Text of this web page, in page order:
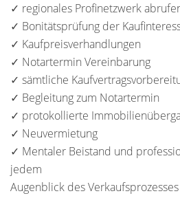
✓ regionales Profinetzwerk
✓ Bonitätsprüfung der
✓ Kaufpreisverhandlungen
✓ Notartermin Vereinbarung
✓ sämtliche
✓ Begleitung zum Notartermin
✓ protokollierte
✓ Neuvermietung
✓ Mentaler Beistand und
jedem
Augenblick des Verkaufsprozesses